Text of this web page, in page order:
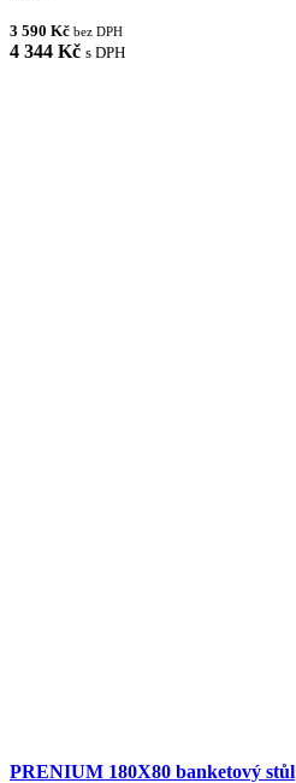
3 590 Kč bez DPH
4 344 Kč s DPH
PRENIUM 180X80 banketový stůl